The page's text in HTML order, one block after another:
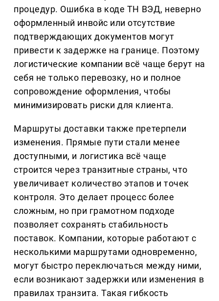
процедур. Ошибка в коде ТН ВЭД, неверно
оформленный инвойс или отсутствие
подтверждающих документов могут
привести к задержке на границе. Поэтому
логистические компании всё чаще берут на
себя не только перевозку, но и полное
сопровождение оформления, чтобы
минимизировать риски для клиента.
Маршруты доставки также претерпели
изменения. Прямые пути стали менее
доступными, и логистика всё чаще
строится через транзитные страны, что
увеличивает количество этапов и точек
контроля. Это делает процесс более
сложным, но при грамотном подходе
позволяет сохранять стабильность
поставок. Компании, которые работают с
несколькими маршрутами одновременно,
могут быстро переключаться между ними,
если возникают задержки или изменения в
правилах транзита. Такая гибкость